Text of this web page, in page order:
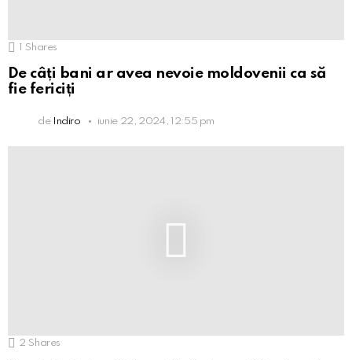
Shares
De câți bani ar avea nevoie moldovenii ca să
fie fericiți
de Indiro iunie 22, 2024, 12:55 pm
2 Shares